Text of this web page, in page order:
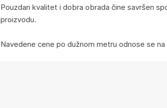
Pouzdan kvalitet i dobra obrada čine savršen
proizvodu.
Navedene cene po dužnom metru odnose se na